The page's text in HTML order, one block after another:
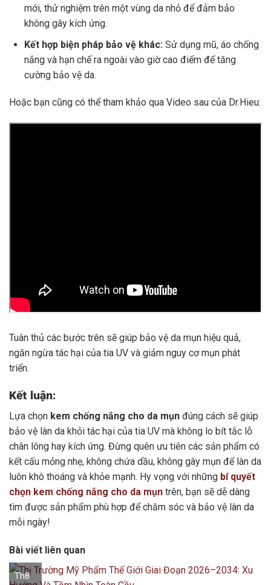
mới, thử nghiệm trên một vùng da nhỏ để đảm bảo
không gây kích ứng.
Kết hợp biện pháp bảo vệ khác: Sử dụng mũ, áo chống
nắng và hạn chế ra ngoài vào giờ cao điểm để tăng
cường bảo vệ da.
Hoặc bạn cũng có thể tham khảo qua Video sau của Dr.Hieu:
Tuân thủ các bước trên sẽ giúp bảo vệ da mụn hiệu quả,
ngăn ngừa tác hại của tia UV và giảm nguy cơ mụn phát
triển.
Kết luận:
Lựa chọn kem chống nắng cho da mụn đúng cách sẽ giúp
bảo vệ làn da khỏi tác hại của tia UV mà không lo bít tắc lỗ
chân lông hay kích ứng. Đừng quên ưu tiên các sản phẩm có
kết cấu mỏng nhẹ, không chứa dầu, không gây mụn để làn da
luôn khô thoáng và khỏe mạnh. Hy vọng với những bí quyết
chọn kem chống nắng cho da mụn trên, bạn sẽ dễ dàng
tìm được sản phẩm phù hợp để chăm sóc và bảo vệ làn da
mỗi ngày!
Bài viết liên quan
Th8